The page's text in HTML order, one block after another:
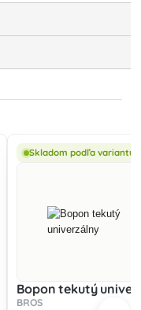
Skladom podľa variantu
Bopon tekutý
BROS